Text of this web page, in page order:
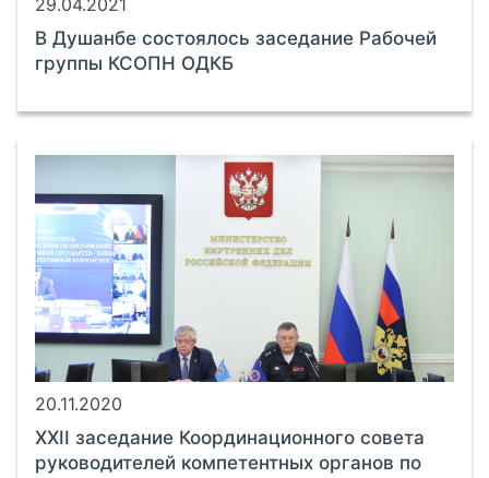
29.04.2021
В Душанбе состоялось заседание Рабочей
группы КСОПН ОДКБ
20.11.2020
XXII заседание Координационного совета
руководителей компетентных органов по